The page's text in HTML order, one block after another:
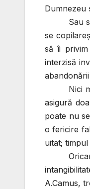
Dumnezeu
Sau
se
să îi
interzisă
Nici
asigură
poate nu
o fericire
uitat;
A.Camus,